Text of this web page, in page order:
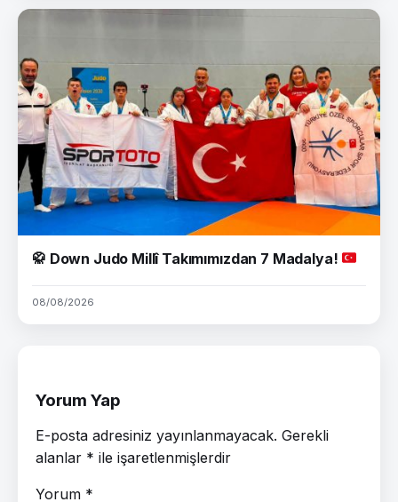
🥋 Down Judo Millî Takımımızdan 7 Madalya!
08/08/2026
Yorum Yap
E-posta adresiniz yayınlanmayacak. Gerekli
alanlar * ile işaretlenmişlerdir
Yorum *